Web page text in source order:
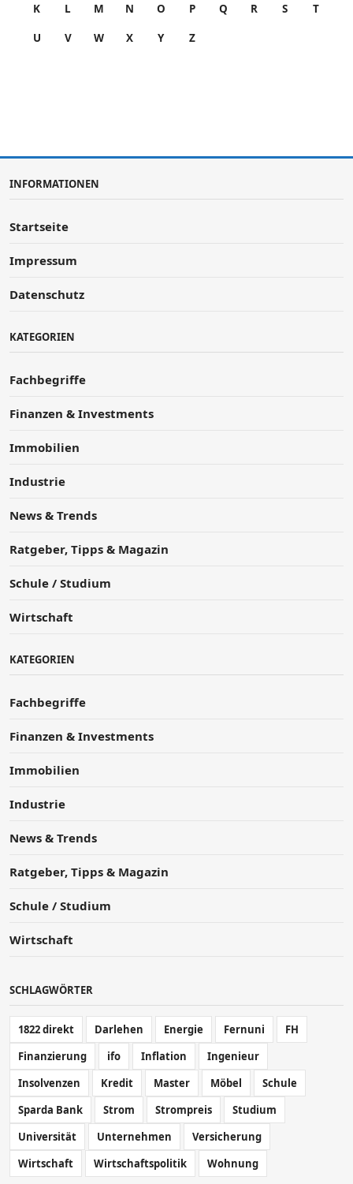
K L M N O P Q R S T
U V W X Y Z
INFORMATIONEN
Startseite
Impressum
Datenschutz
KATEGORIEN
Fachbegriffe
Finanzen & Investments
Immobilien
Industrie
News & Trends
Ratgeber, Tipps & Magazin
Schule / Studium
Wirtschaft
KATEGORIEN
Fachbegriffe
Finanzen & Investments
Immobilien
Industrie
News & Trends
Ratgeber, Tipps & Magazin
Schule / Studium
Wirtschaft
SCHLAGWÖRTER
1822 direkt Darlehen Energie Fernuni
FH
Finanzierung
ifo Inflation
Ingenieur
Insolvenzen
Kredit Master Möbel
Schule
Sparda Bank
Strom Strompreis
Studium
Universität
Unternehmen
Versicherung
Wirtschaft
Wirtschaftspolitik Wohnung